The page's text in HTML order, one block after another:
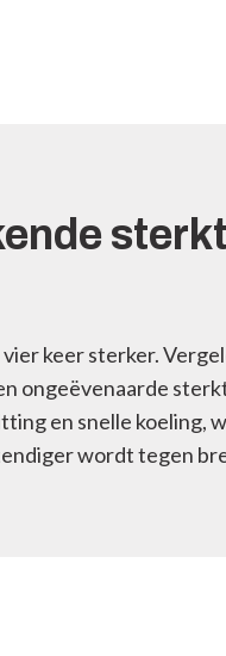
vier keer sterker.
ongeëvenaarde
en snelle koeling,
wordt tegen